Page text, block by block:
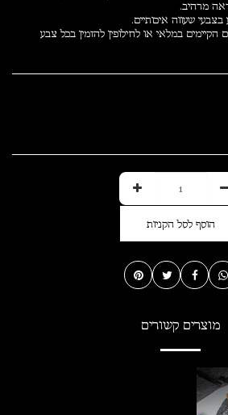
הקיימים במלאי או לחילופין להזמין בכל צבע
הוסף לסל הקניות
מוצרים קשורים